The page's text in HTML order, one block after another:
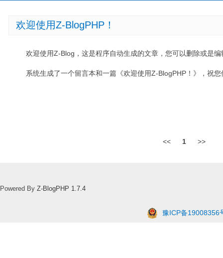
欢迎使用Z-BlogPHP！
欢迎使用Z-Blog，这是程序自动生成的文章，您可以删除或是编
系统生成了一个留言本和一篇《欢迎使用Z-BlogPHP！》，祝
<< 1 >>
Powered By Z-BlogPHP 1.7.4
豫ICP备19008356